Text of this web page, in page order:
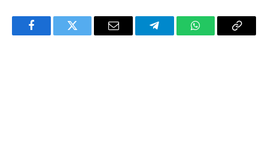
FacebookTwitter Email TelegramWhatsAppCopy